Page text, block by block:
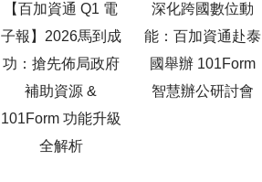
【百加資通 Q1 電
子報】2026馬到成
功：搶先佈局政府
補助資源 &
101Form 功能升級
全解析
深化跨國數位動
能：百加資通赴泰
國舉辦 101Form
智慧辦公研討會